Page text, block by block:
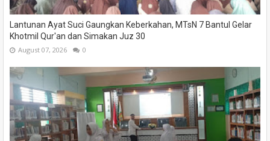
Lantunan Ayat Suci Gaungkan Keberkahan, MTsN 7 Bantul Gelar
Khotmil Qur'an dan Simakan Juz 30
August 07, 2026 0